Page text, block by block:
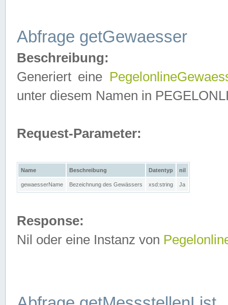
Abfrage getGewaesser
Beschreibung:
Generiert eine
unter diesem Namen in
Request-Parameter:
Name Beschreibung Datentyp nil
gewaesserName Bezeichnung des Gewässers xsd:string Ja
Response:
Nil oder eine Instanz von